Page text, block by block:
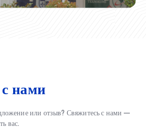
с нами
или отзыв? Свяжитесь с нами —
вас.